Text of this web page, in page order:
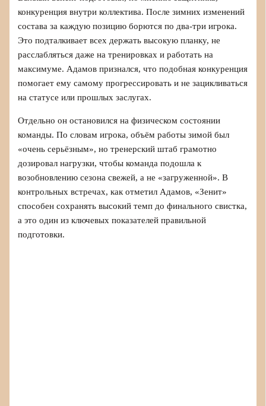
конкуренция внутри коллектива. После зимних изменений
состава за каждую позицию борются по два-три игрока.
Это подталкивает всех держать высокую планку, не
расслабляться даже на тренировках и работать на
максимуме. Адамов признался, что подобная конкуренция
помогает ему самому прогрессировать и не зацикливаться
на статусе или прошлых заслугах.
Отдельно он остановился на физическом состоянии
команды. По словам игрока, объём работы зимой был
«очень серьёзным», но тренерский штаб грамотно
дозировал нагрузки, чтобы команда подошла к
возобновлению сезона свежей, а не «загруженной». В
контрольных встречах, как отметил Адамов, «Зенит»
способен сохранять высокий темп до финального свистка,
а это один из ключевых показателей правильной
подготовки.